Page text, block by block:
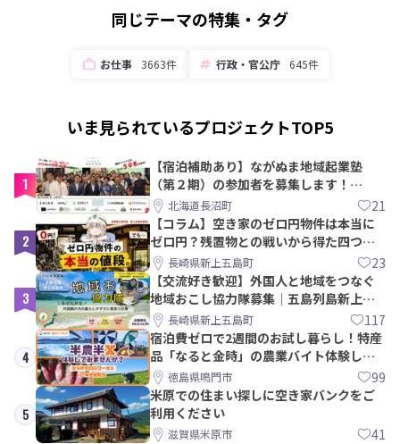
同じテーマの特集・タグ
お仕事 3663件 行政・官公庁 645件
いま見られているプロジェクトTOP5
1
【宿泊補助あり】ながぬま地域起業塾
（第２期）の参加者を募集します！
【8/21〆】
北海道長沼町 21
2
【コラム】空き家のゼロ円物件は本当に
ゼロ円？残置物との戦いから得た四つの
教訓｜新上五島町
長崎県新上五島町 23
3
【交流好き歓迎】外国人と地域をつなぐ
地域おこし協力隊募集｜五島列島新上五
島町長崎県新上五島町 117
4
宿泊費ゼロで2週間のお試し暮らし！特産
品「なると金時」の農業バイト体験して
みませんか？
徳島県鳴門市 99
5
米原での住まい探しに空き家バンクをご
利用ください
滋賀県米原市 41